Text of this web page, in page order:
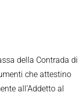
della Contrada di
che attestino
all’Addetto al